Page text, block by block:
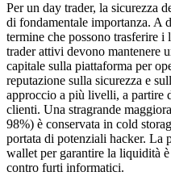
Per un day trader, la sicurezza
di fondamentale importanza. A
termine che possono trasferire
trader attivi devono mantenere
capitale sulla piattaforma per
reputazione sulla sicurezza e
approccio a più livelli, a partire
clienti. Una stragrande
98%) è conservata in cold
portata di potenziali hacker. La
wallet per garantire la liquidità
contro furti informatici.